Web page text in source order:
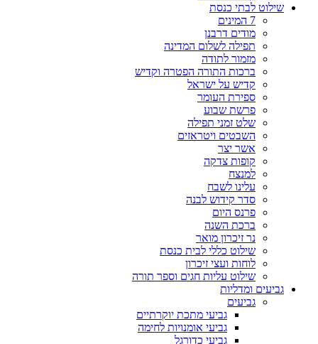
שילוט לבתי כנסת
7 המינים
מודים דרבנן
תפילה לשלום המדינה
מזמור לתודה
ברכות התורה הפטרה וקדיש
קדיש על ישראל
ספירת העומר
פרשת שבוע
שלט זמני תפילה
השבטים ויטראזים
אשר יצר
קופות צדקה
למנצח
עלינו לשבח
סדר קידוש לבנה
פרנס היום
ברכת השנה
נר זיכרון מואר
שילוט כללי לבית כנסת
לוחות ועצי זיכרון
שילוט עליות חגים וספר תורה
גביעים ומדליות
גביעים
גביעי מתכת יוקרתיים
גביעי אומנויות לחימה
גביעי כדורגל